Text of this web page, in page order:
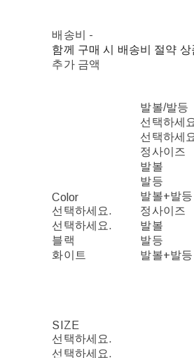
배송비 -
함께 구매 시 배송비 절약 상
추가 금액
Color
선택하세요.
선택하세요.
블랙
화이트
발볼/발등
선택하세
선택하세
정사이즈
발볼
발등
발볼+발등
정사이즈
발볼
발등
발볼+발등
SIZE
선택하세요.
선택하세요.